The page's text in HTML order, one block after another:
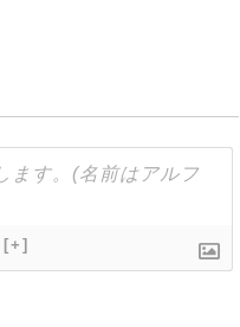
[+]